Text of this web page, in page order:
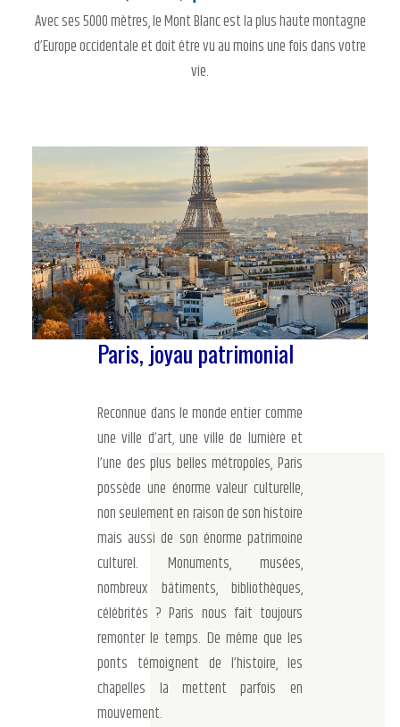
Avec ses 5000 mètres, le Mont Blanc est la plus haute montagne
d’Europe occidentale et doit être vu au moins une fois dans votre
vie.
Paris, joyau patrimonial
Reconnue dans le monde entier comme
une ville d’art, une ville de lumière et
l’une des plus belles métropoles, Paris
possède une énorme valeur culturelle,
non seulement en raison de son histoire
mais aussi de son énorme patrimoine
culturel. Monuments, musées,
nombreux bâtiments, bibliothèques,
célébrités ? Paris nous fait toujours
remonter le temps. De même que les
ponts témoignent de l’histoire, les
chapelles la mettent parfois en
mouvement.